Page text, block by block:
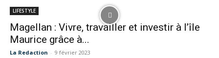
LIFESTYLE
Magellan : Vivre, travailler et investir à l’île
Maurice grâce à...
La Redaction - 9 février 2023